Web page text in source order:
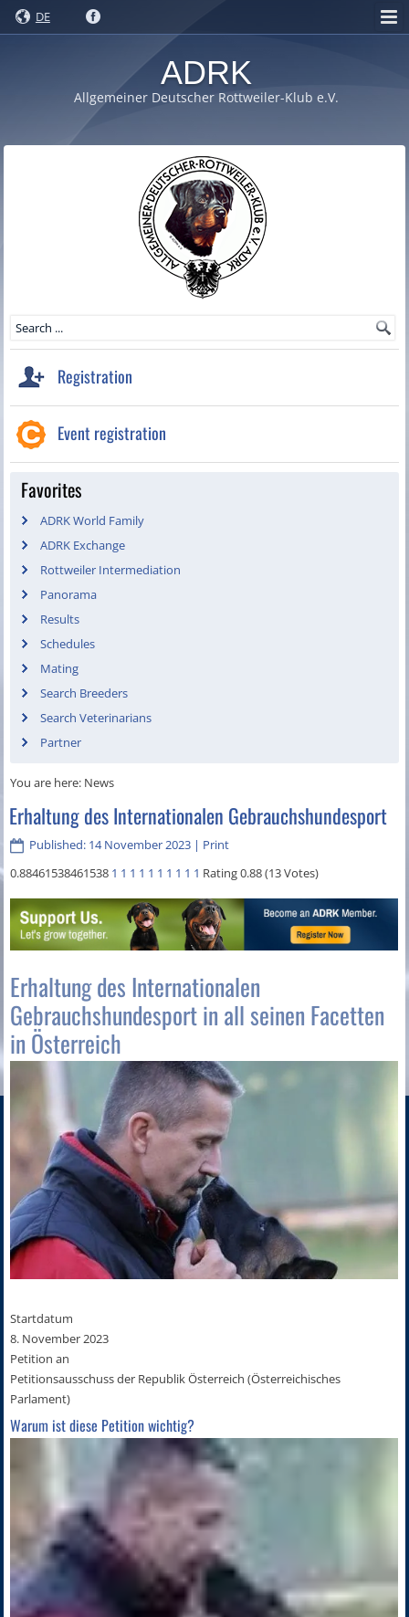
DE
ADRK
Allgemeiner Deutscher Rottweiler-Klub e.V.
Registration
Event registration
Favorites
ADRK World Family
ADRK Exchange
Rottweiler Intermediation
Panorama
Results
Schedules
Mating
Search Breeders
Search Veterinarians
Partner
You are here: News
Erhaltung des Internationalen Gebrauchshundesport
Published: 14 November 2023 | Print
0.88461538461538 1 1 1 1 1 1 1 1 1 1 Rating 0.88 (13 Votes)
Erhaltung des Internationalen
Gebrauchshundesport in all seinen Facetten
in Österreich
Startdatum
8. November 2023
Petition an
Petitionsausschuss der Republik Österreich (Österreichisches
Parlament)
Warum ist diese Petition wichtig?